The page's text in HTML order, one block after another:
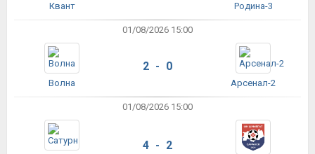
Квант Родина-3
01/08/2026 15:00
Волна
2 - 0
Арсенал-2
01/08/2026 15:00
4 - 2